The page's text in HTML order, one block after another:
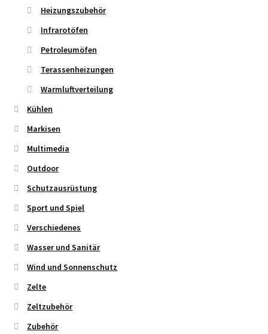
Heizungszubehör
Infrarotöfen
Petroleumöfen
Terassenheizungen
Warmluftverteilung
Kühlen
Markisen
Multimedia
Outdoor
Schutzausrüstung
Sport und Spiel
Verschiedenes
Wasser und Sanitär
Wind und Sonnenschutz
Zelte
Zeltzubehör
Zubehör